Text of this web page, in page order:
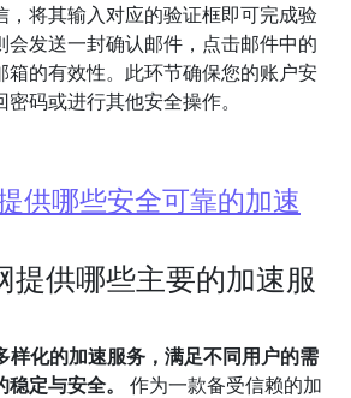
，将其输入对应的验证框即可完成验
会发送一封确认邮件，点击邮件中的
箱的有效性。此环节确保您的账户安
码或进行其他安全操作。
供哪些安全可靠的加速
提供哪些主要的加速服
样化的加速服务，满足不同用户的需
定与安全。
作为一款备受信赖的加